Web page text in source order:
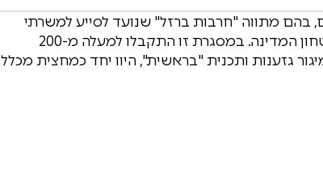
בהם מתווה "חרבות ברזל" שנועד לסייע למשרתי
מילואים ולחיילי סדיר שתרמו תרומה משמעותית לביטחון המדינה. במסגרת זו התקבלו למעלה מ-200
גזענות ותכנית "בראשית", היוו יחד כמחצית מכלל